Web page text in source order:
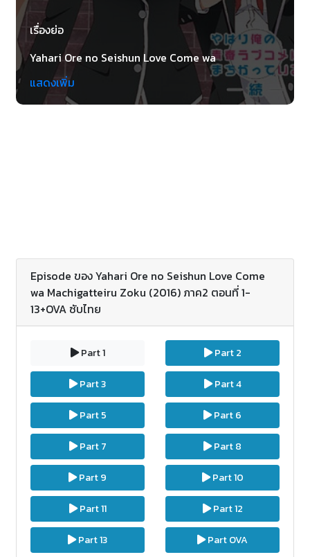
เรื่องย่อ
Yahari Ore no Seishun Love Come wa
Machigatteiru Zoku (2016) กะแล้วชีวิตรักวัยรุ่นของ
ผมมันจำเป็นต้องไม่สดใสเลยสักนิด กายะ ฮาจิมัน
(Hikigaya Hachiman) ผู้เรียนม.ปลายที่กระทำตัวต่าง
หลักแหลมสุดในชั้นปี แต่ว่าทีท่าเย็นชารวมทั้งชอบการ
เป็นหัวหน้าบุคคลอื่น เธอเชื่อในเรื่องที่ว่า คนที่ดีงามกว่า
(แบบเธอ) จำเป็นต้องช่วยเหลือเหล่าลูกแกะที่หลงทาง
โดยเฉพาะอย่างยิ่งลูกค้าที่อยากได้ความช่วยเหลือจาก
ชุมนุม
แสดงเพิ่ม
Episode ของ Yahari Ore no Seishun Love Come
wa Machigatteiru Zoku (2016) ภาค2 ตอนที่ 1-
13+OVA ซับไทย
Part 1 Part 2
Part 3 Part 4
Part 5 Part 6
Part 7 Part 8
Part 9 Part 10
Part 11 Part 12
Part 13 Part OVA